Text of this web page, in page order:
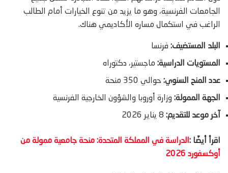
الجامعات الفرنسية، وهو ما يزيد من تنوع الخيارات أمام الطالب
الراغب في استكمال مساره الأكاديمي هناك.
البلد المستضيف: فرنسا
المستويات الدراسية: ماجستير، دكتوراه
عدد المنح السنوي: حوالي 350 منحة
الجهة الممولة: وزارة أوروبا والشؤون الخارجية الفرنسية
آخر موعد للتقديم:
اقرأ أيضًا :الدراسة في المملكة المتحدة: منحة جامعية ممولة من
أوكسفورد 2026